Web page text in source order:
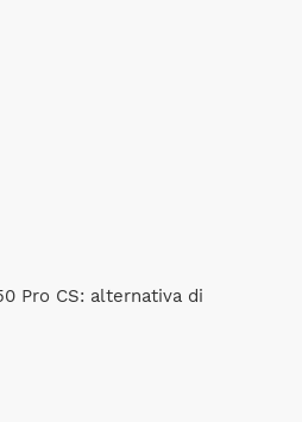
Pro CS: alternativa di